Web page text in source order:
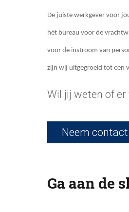
De juiste werkgever voor
hét bureau voor de
voor de instroom van
zijn wij uitgegroeid tot een
Wil jij weten of
Neem
Ga aan de